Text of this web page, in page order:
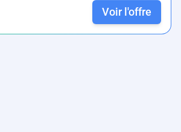
Voir l'offre